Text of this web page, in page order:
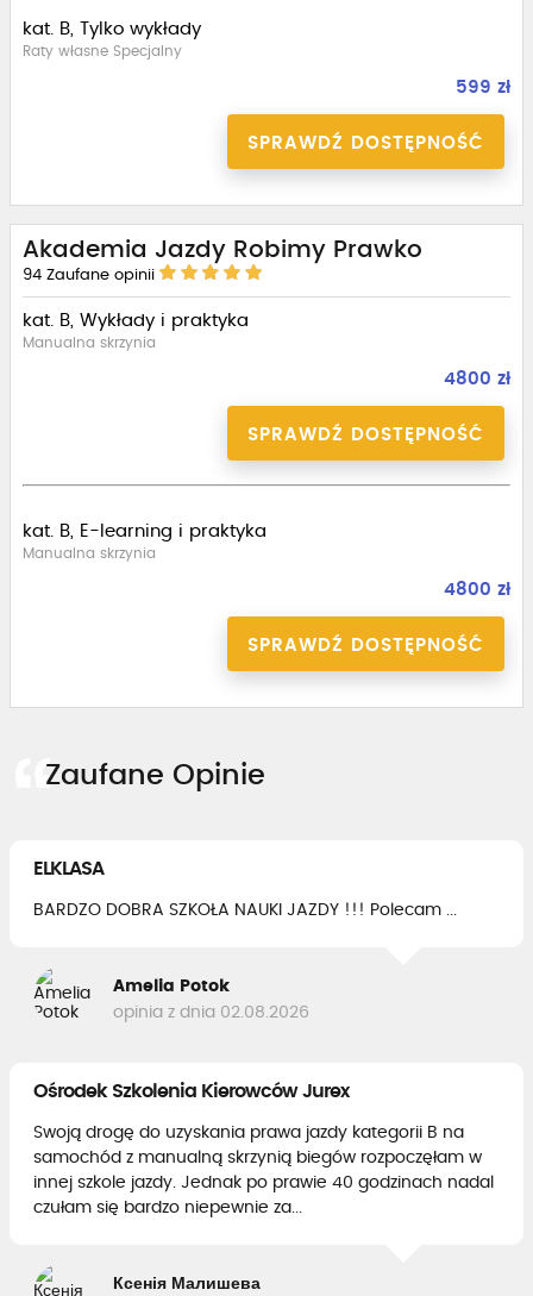
kat. B, Tylko wykłady
Raty własne Specjalny
599 zł
SPRAWDŹ DOSTĘPNOŚĆ
Akademia Jazdy Robimy Prawko
94 Zaufane opinii
kat. B, Wykłady i praktyka
Manualna skrzynia
4800 zł
SPRAWDŹ DOSTĘPNOŚĆ
kat. B, E-learning i praktyka
Manualna skrzynia
4800 zł
SPRAWDŹ DOSTĘPNOŚĆ
Zaufane Opinie
ELKLASA
BARDZO DOBRA SZKOŁA NAUKI JAZDY !!! Polecam ...
Amelia Potok
opinia z dnia 02.08.2026
Ośrodek Szkolenia Kierowców Jurex
Swoją drogę do uzyskania prawa jazdy kategorii B na
samochód z manualną skrzynią biegów rozpoczęłam w
innej szkole jazdy. Jednak po prawie 40 godzinach nadal
czułam się bardzo niepewnie za...
Ксенія Малишева